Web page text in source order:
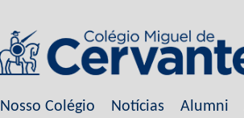
Nosso Colégio Notícias Alumni